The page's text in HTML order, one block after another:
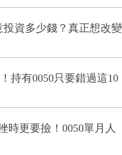
投資多少錢？真正想改變
持有0050只要錯過這10
時更要撿！0050單月人